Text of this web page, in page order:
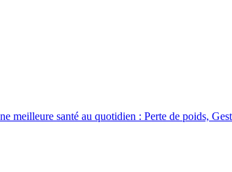
meilleure santé au quotidien : Perte de poids,